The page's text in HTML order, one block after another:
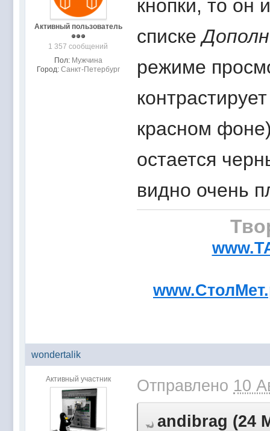
Активный пользователь
1 357 сообщений
Пол: Мужчина
Город: Санкт-Петербург
кнопки, то он
списке
режиме
красном
остается
видно очень
wondertalik
Активный участник Отправлено 10
andibrag (24